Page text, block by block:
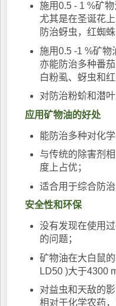
施用0.5 - 1 %矿
尤其是在圣诞花
防治蚜虫，红蜘
施用0.5 -1 %矿物
亦能防治多种番
白粉虱、蚜虫和红
对防治粉蚧和潜
应用矿物油的好处
能防治多种对化
与传统的除害剂
度上占优；
适合用于综合防治
安全性和环保
没有发现在使用
的问题；
矿物油在大白鼠
LD50 )大于4300
对益虫和天敌的
相对于化学农药